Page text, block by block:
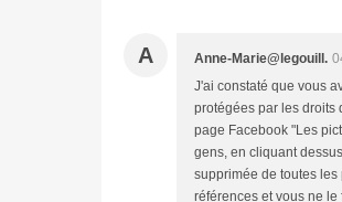
A Anne-Marie@legouill.
J'ai constaté que vous
protégées par les droits
page Facebook "Les
gens, en cliquant
supprimée de toutes
références et vous ne